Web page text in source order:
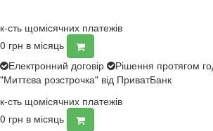
к-сть щомісячних платежів
0 грн в місяць
Електронний договір
Рішення протягом
"Миттєва розстрочка" від ПриватБанк
к-сть щомісячних платежів
0 грн в місяць